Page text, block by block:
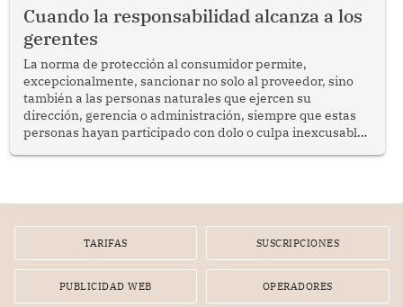
Cuando la responsabilidad alcanza a los
gerentes
La norma de protección al consumidor permite,
excepcionalmente, sancionar no solo al proveedor, sino
también a las personas naturales que ejercen su
dirección, gerencia o administración, siempre que estas
personas hayan participado con dolo o culpa inexcusable
por la frustrada realización de un meet and greet con
TARIFAS SUSCRIPCIONES
PUBLICIDAD WEB OPERADORES